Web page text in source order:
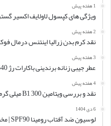
1 هفته پیش
ویژگی های کپسول لاولایف اکسیر
2 هفته پیش
نقد کرم بدن زرالیا اینتنس
3 هفته پیش
عطر جیبی زنانه برندینی باکارات رژ 540 | بررسی کامل ویژگی ها
4 هفته پیش
نقد و بررسی ویتامین B1 300 میلی گرم شفا | مزایا و عوارض
6 دی 1404
لوسیون ضد آفتاب رومینا SPF90 | مخصوص پوست چرب (مات و فاقد چربی)